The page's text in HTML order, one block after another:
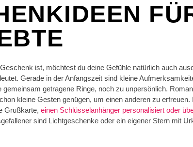
ist, möchtest du deine Gefühle natürlich auch
Gerade in der Anfangszeit sind kleine
gemeinsam getragene Ringe, noch zu unpersönlich.
kleine Gesten genügen, um einen anderen zu erfreuen.
Grußkarte, einen Schlüsselanhänger personalisiert oder
sind Lichtgeschenke oder ein eigener Stern mit